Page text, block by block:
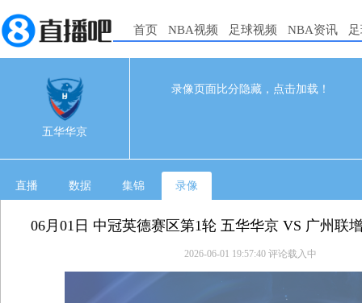
首页 NBA视频 足球视频 NBA资讯
五华华京
录像页面比分隐藏，点击加载！
直播 数据 集锦 录像
06月01日 中冠英德赛区第1轮 五华华京 VS 广州联
2026-06-01 19:57:40 评论载入中